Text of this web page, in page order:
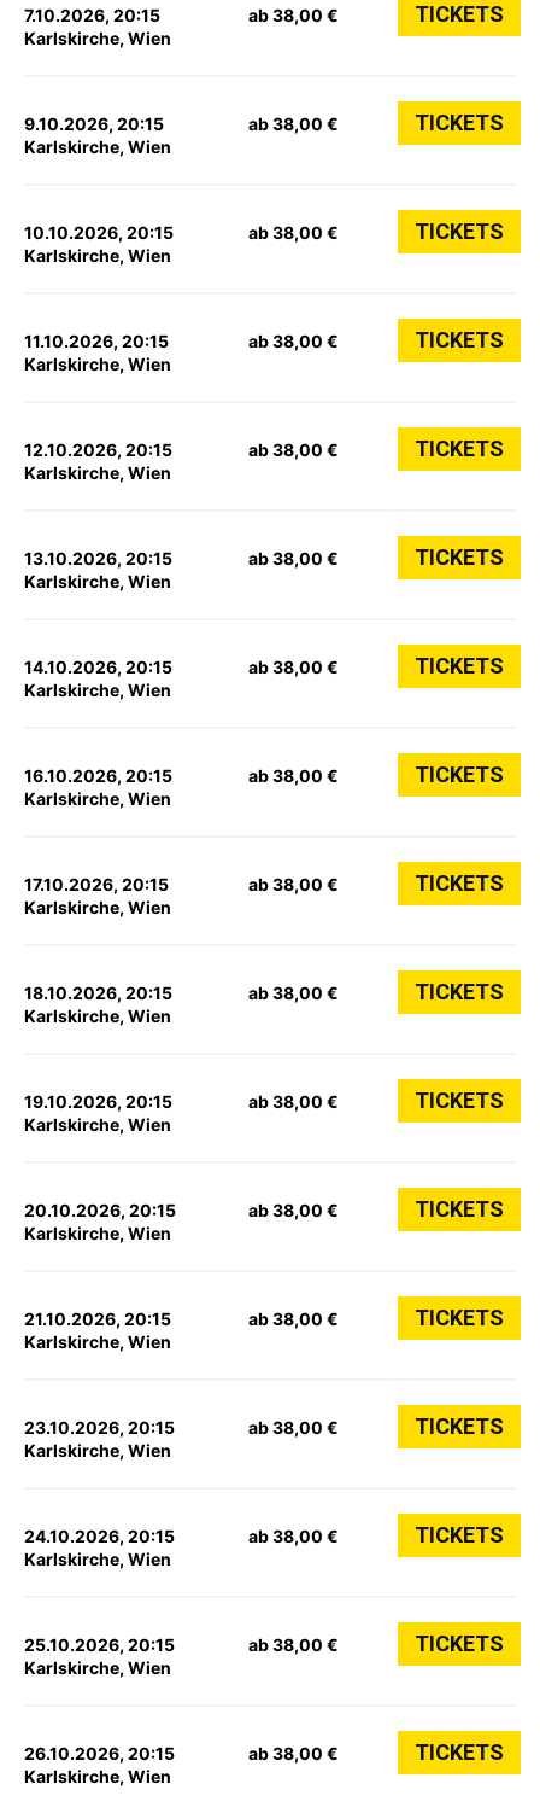
7.10.2026, 20:15
Karlskirche, Wien
ab 38,00 € TICKETS
9.10.2026, 20:15
Karlskirche, Wien
ab 38,00 € TICKETS
10.10.2026, 20:15
Karlskirche, Wien
ab 38,00 € TICKETS
11.10.2026, 20:15
Karlskirche, Wien
ab 38,00 € TICKETS
12.10.2026, 20:15
Karlskirche, Wien
ab 38,00 € TICKETS
13.10.2026, 20:15
Karlskirche, Wien
ab 38,00 € TICKETS
14.10.2026, 20:15
Karlskirche, Wien
ab 38,00 € TICKETS
16.10.2026, 20:15
Karlskirche, Wien
ab 38,00 € TICKETS
17.10.2026, 20:15
Karlskirche, Wien
ab 38,00 € TICKETS
18.10.2026, 20:15
Karlskirche, Wien
ab 38,00 € TICKETS
19.10.2026, 20:15
Karlskirche, Wien
ab 38,00 € TICKETS
20.10.2026, 20:15
Karlskirche, Wien
ab 38,00 € TICKETS
21.10.2026, 20:15
Karlskirche, Wien
ab 38,00 € TICKETS
23.10.2026, 20:15
Karlskirche, Wien
ab 38,00 € TICKETS
24.10.2026, 20:15
Karlskirche, Wien
ab 38,00 € TICKETS
25.10.2026, 20:15
Karlskirche, Wien
ab 38,00 € TICKETS
26.10.2026, 20:15
Karlskirche, Wien
ab 38,00 € TICKETS